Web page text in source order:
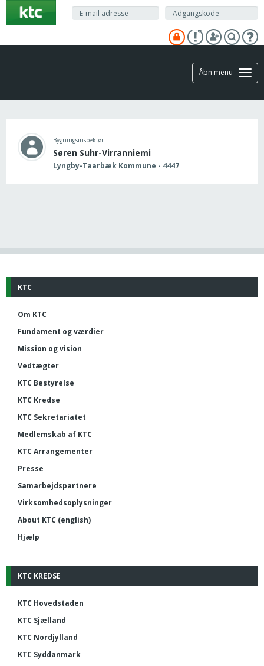
hovedindhold
Åbn menu
Bygningsinspektør
Søren Suhr-Virranniemi
Lyngby-Taarbæk Kommune - 4447
KTC
Om KTC
Fundament og værdier
Mission og vision
Vedtægter
KTC Bestyrelse
KTC Kredse
KTC Sekretariatet
Medlemskab af KTC
KTC Arrangementer
Presse
Samarbejdspartnere
Virksomhedsoplysninger
About KTC (english)
Hjælp
KTC KREDSE
KTC Hovedstaden
KTC Sjælland
KTC Nordjylland
KTC Syddanmark